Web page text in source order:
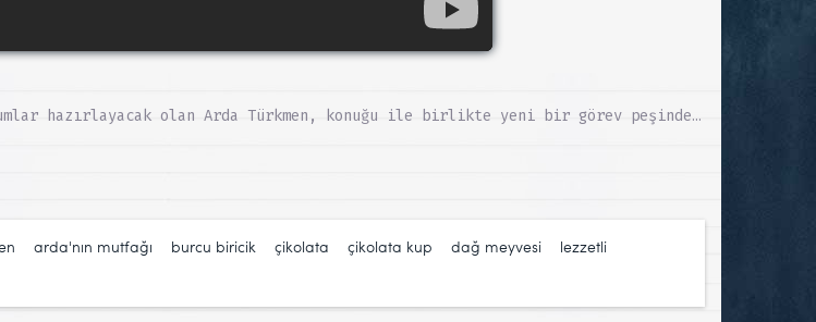
hazırlayacak olan Arda Türkmen, konuğu ile birlikte yeni bir görev peşinde…
arda'nın mutfağı burcu biricik çikolata çikolata kup dağ meyvesi
lezzetli